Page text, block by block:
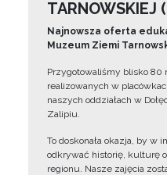
TARNOWSKIEJ
Najnowsza oferta
Muzeum Ziemi
Przygotowaliśmy blisko 80
realizowanych w
naszych oddziałach w
Zalipiu.
To doskonała okazja, by w
odkrywać historię, kulturę
regionu. Nasze zajęcia